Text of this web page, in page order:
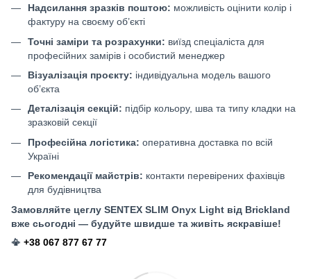
Надсилання зразків поштою: можливість оцінити колір і
фактуру на своєму об’єкті
Точні заміри та розрахунки: виїзд спеціаліста для
професійних замірів і особистий менеджер
Візуалізація проєкту: індивідуальна модель вашого
об’єкта
Деталізація секцій: підбір кольору, шва та типу кладки на
зразковій секції
Професійна логістика: оперативна доставка по всій
Україні
Рекомендації майстрів: контакти перевірених фахівців
для будівництва
Замовляйте цеглу SENTEX SLIM Onyx Light від Brickland
вже сьогодні — будуйте швидше та живіть яскравіше!
📳 +38 067 877 67 77